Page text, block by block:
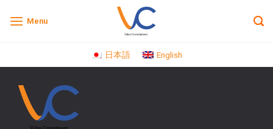
Menu
日本語 English